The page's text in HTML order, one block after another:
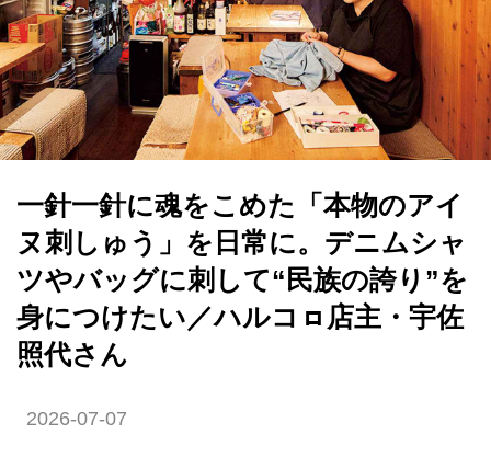
一針一針に魂をこめた「本物のアイ
ヌ刺しゅう」を日常に。デニムシャ
ツやバッグに刺して“民族の誇り”を
身につけたい／ハルコㇿ店主・宇佐
照代さん
2026-07-07